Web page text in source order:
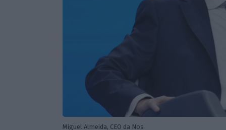
Miguel Almeida, CEO da Nos